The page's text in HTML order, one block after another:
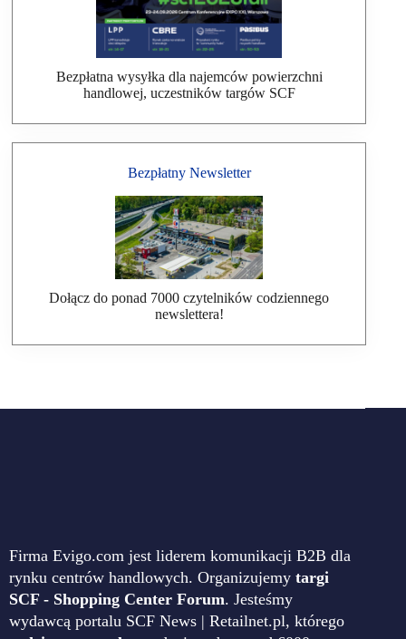
Bezpłatna wysyłka dla najemców powierzchni
handlowej, uczestników targów SCF
Bezpłatny Newsletter
Dołącz do ponad 7000 czytelników codziennego
newslettera!
Firma Evigo.com jest liderem komunikacji B2B dla
rynku centrów handlowych. Organizujemy targi
SCF - Shopping Center Forum. Jesteśmy
wydawcą portalu SCF News | Retailnet.pl, którego